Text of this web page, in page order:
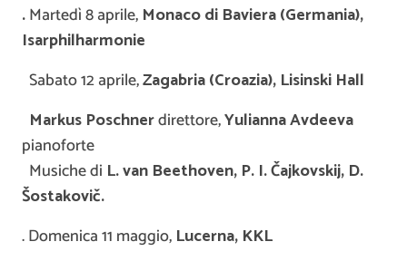
.Martedì 8 aprile, Monaco di Baviera (Germania),
Isarphilharmonie
Sabato 12 aprile,Zagabria (Croazia), Lisinski Hall
Markus Poschnerdirettore,Yulianna Avdeeva
pianoforte
Musiche di L. van Beethoven, P. I.Čajkovskij, D.
Šostakovič.
. Domenica 11 maggio, Lucerna, KKL